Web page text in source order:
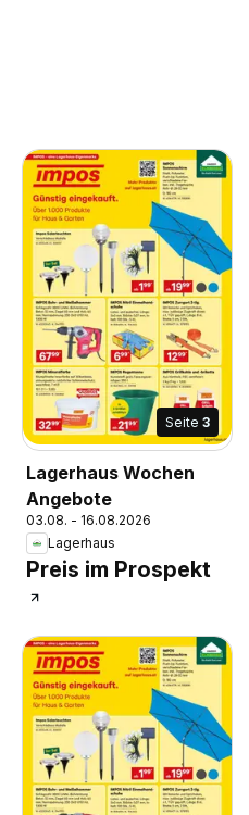
Seite 3
Lagerhaus Wochen
Angebote
03.08. - 16.08.2026
Lagerhaus
Preis im Prospekt